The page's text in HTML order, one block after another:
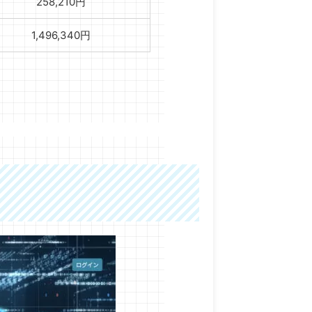
1,496,340円